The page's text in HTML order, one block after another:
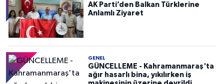
AK Parti’den Balkan Türklerine
Anlamlı Ziyaret
GENEL
GÜNCELLEME - Kahramanmaraş'ta
ağır hasarlı bina, yıkılırken iş